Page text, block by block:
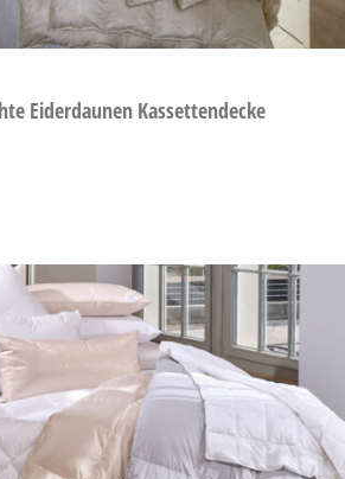
Eiderdaunen Kassettendecke